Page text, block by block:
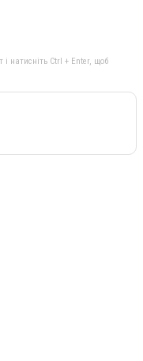
натисніть Ctrl + Enter, щоб